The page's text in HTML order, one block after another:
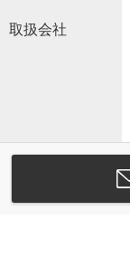
取扱会社